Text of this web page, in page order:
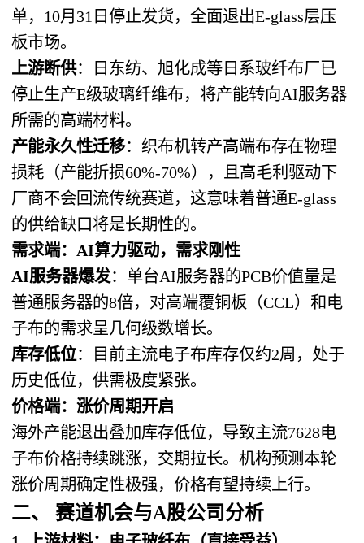
单，10月31日停止发货，全面退出E-glass层压
板市场。
上游断供：日东纺、旭化成等日系玻纤布厂已
停止生产E级玻璃纤维布，将产能转向AI服务器
所需的高端材料。
产能永久性迁移：织布机转产高端布存在物理
损耗（产能折损60%-70%），且高毛利驱动下
厂商不会回流传统赛道，这意味着普通E-glass
的供给缺口将是长期性的。
需求端：AI算力驱动，需求刚性
AI服务器爆发：单台AI服务器的PCB价值量是
普通服务器的8倍，对高端覆铜板（CCL）和电
子布的需求呈几何级数增长。
库存低位：目前主流电子布库存仅约2周，处于
历史低位，供需极度紧张。
价格端：涨价周期开启
海外产能退出叠加库存低位，导致主流7628电
子布价格持续跳涨，交期拉长。机构预测本轮
涨价周期确定性极强，价格有望持续上行。
二、 赛道机会与A股公司分析